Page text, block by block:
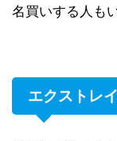
名買いする人も
エクストレ